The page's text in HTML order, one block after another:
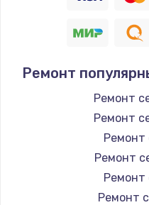
Ремонт
Ремонт
Ремонт
Ремонт
Ремонт
Ремонт
Ремонт